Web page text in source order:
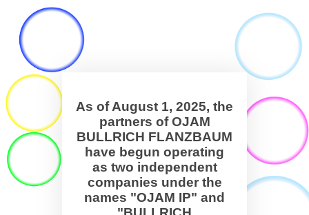
As of August 1, 2025, the
partners of OJAM
BULLRICH FLANZBAUM
have begun operating
as two independent
companies under the
names "OJAM IP" and